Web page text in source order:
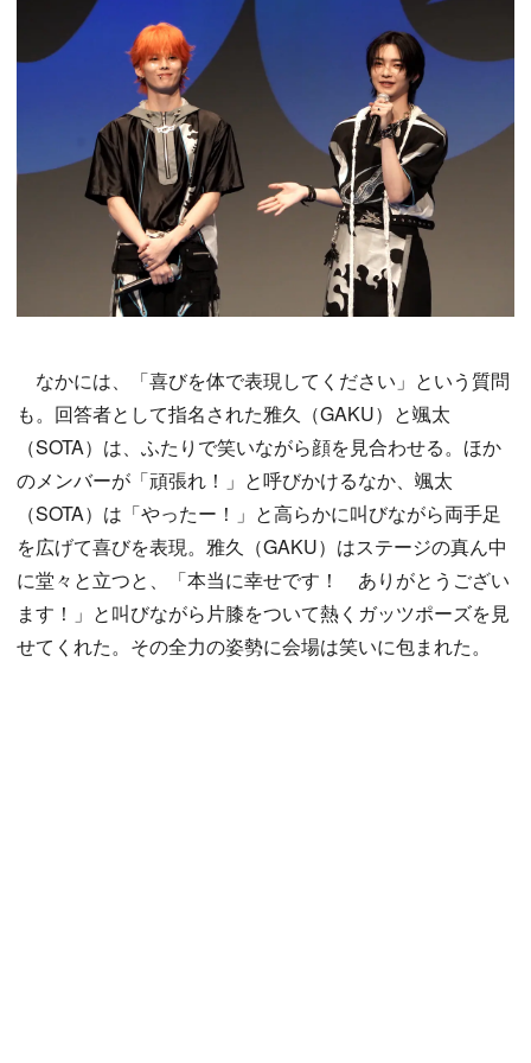
なかには、「喜びを体で表現してください」という質問
も。回答者として指名された雅久（GAKU）と颯太
（SOTA）は、ふたりで笑いながら顔を見合わせる。ほか
のメンバーが「頑張れ！」と呼びかけるなか、颯太
（SOTA）は「やったー！」と高らかに叫びながら両手足
を広げて喜びを表現。雅久（GAKU）はステージの真ん中
に堂々と立つと、「本当に幸せです！ ありがとうござい
ます！」と叫びながら片膝をついて熱くガッツポーズを見
せてくれた。その全力の姿勢に会場は笑いに包まれた。